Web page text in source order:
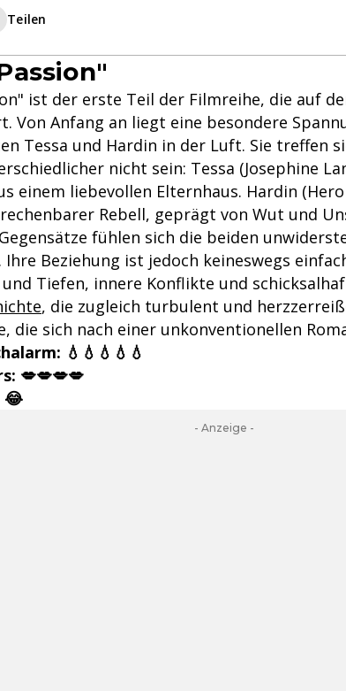
Teilen
ist der erste Teil der Filmreihe, die auf
Von Anfang an liegt eine besondere
Tessa und Hardin in der Luft. Sie treffen
nicht sein: Tessa (Josephine
einem liebevollen Elternhaus. Hardin
Rebell, geprägt von Wut und
fühlen sich die beiden
Ihre Beziehung ist jedoch keineswegs
Tiefen, innere Konflikte und
, die zugleich turbulent und
die sich nach einer unkonventionellen
💧💧💧💧💧
💋💋💋💋
😂
- Anzeige -